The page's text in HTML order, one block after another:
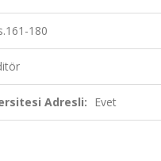
180
Adresli: Evet